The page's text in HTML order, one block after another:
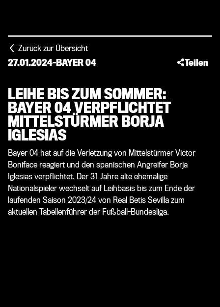
Zurück zur Übersicht
27.01.2024-BAYER 04 Teilen
LEIHE BIS ZUM SOMMER:
BAYER 04 VERPFLICHTET
MITTELSTÜRMER BORJA
IGLESIAS
Bayer 04 hat auf die Verletzung von Mittelstürmer Victor
Boniface reagiert und den spanischen Angreifer Borja
Iglesias verpflichtet. Der 31 Jahre alte ehemalige
Nationalspieler wechselt auf Leihbasis bis zum Ende der
laufenden Saison 2023/24 von Real Betis Sevilla zum
aktuellen Tabellenführer der Fußball-Bundesliga.